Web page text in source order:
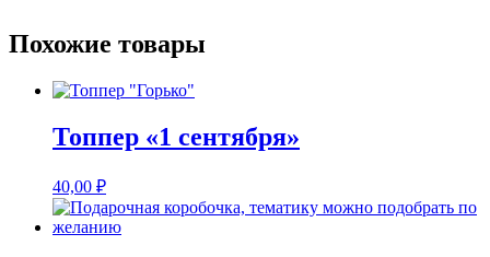
Похожие товары
Топпер «1 сентября»
40,00 ₽